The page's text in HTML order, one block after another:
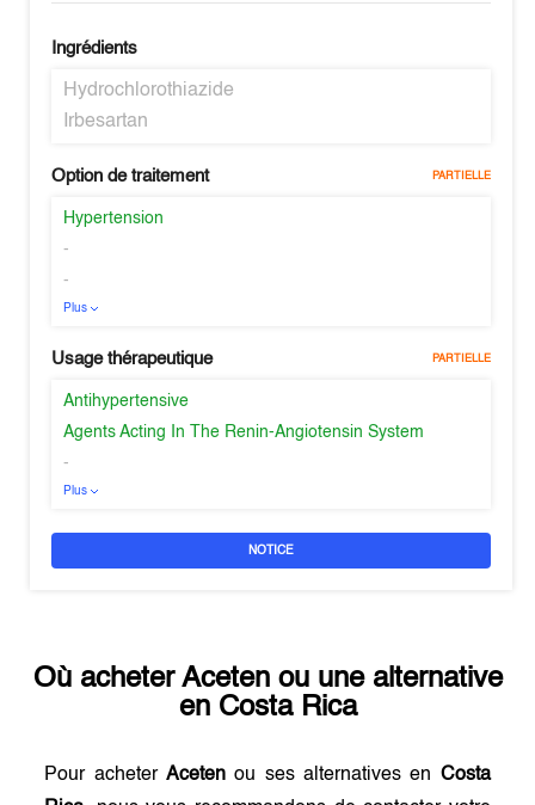
Ingrédients
Hydrochlorothiazide
Irbesartan
Option de traitement PARTIELLE
Hypertension
-
-
Plus
Usage thérapeutique PARTIELLE
Antihypertensive
Agents Acting In The Renin-Angiotensin System
-
Plus
NOTICE
Où acheter Acetenou une alternative
en Costa Rica
Pour acheterAceten ou ses alternatives en Costa